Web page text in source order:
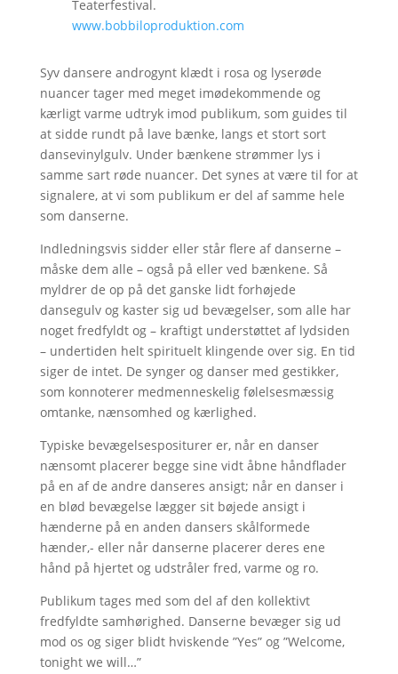
Teaterfestival.
www.bobbiloproduktion.com
Syv dansere androgynt klædt i rosa og lyserøde
nuancer tager med meget imødekommende og
kærligt varme udtryk imod publikum, som guides til
at sidde rundt på lave bænke, langs et stort sort
dansevinylgulv. Under bænkene strømmer lys i
samme sart røde nuancer. Det synes at være til for at
signalere, at vi som publikum er del af samme hele
som danserne.
Indledningsvis sidder eller står flere af danserne –
måske dem alle – også på eller ved bænkene. Så
myldrer de op på det ganske lidt forhøjede
dansegulv og kaster sig ud bevægelser, som alle har
noget fredfyldt og – kraftigt understøttet af lydsiden
– undertiden helt spirituelt klingende over sig. En tid
siger de intet. De synger og danser med gestikker,
som konnoterer medmenneskelig følelsesmæssig
omtanke, nænsomhed og kærlighed.
Typiske bevægelsespositurer er, når en danser
nænsomt placerer begge sine vidt åbne håndflader
på en af de andre danseres ansigt; når en danser i
en blød bevægelse lægger sit bøjede ansigt i
hænderne på en anden dansers skålformede
hænder,- eller når danserne placerer deres ene
hånd på hjertet og udstråler fred, varme og ro.
Publikum tages med som del af den kollektivt
fredfyldte samhørighed. Danserne bevæger sig ud
mod os og siger blidt hviskende ”Yes” og ”Welcome,
tonight we will…”